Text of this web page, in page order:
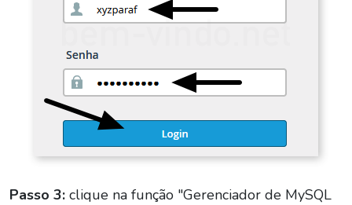
Passo 3: clique na função "Gerenciador de MySQL